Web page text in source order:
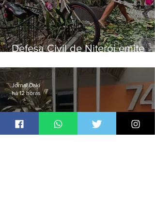
Defesa Civil de Niterói emite
sexta-feira (07)
Jornal Daki
há 12 horas